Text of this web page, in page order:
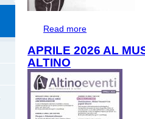
Read more
APRILE 2026 AL
ALTINO